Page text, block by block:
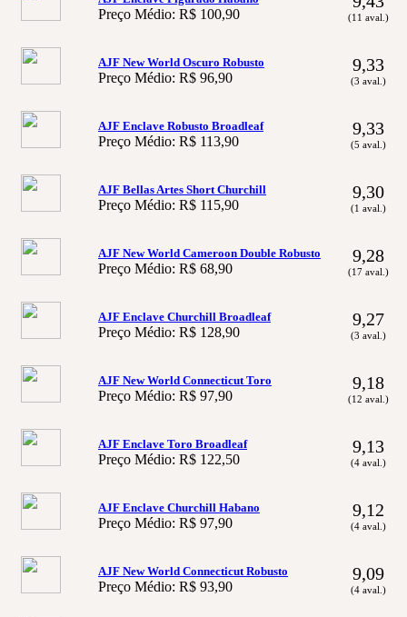
Preço Médio: R$ 100,90 (11 aval.)
AJF New World Oscuro Robusto
Preço Médio: R$ 96,90
9,33
(3 aval.)
AJF Enclave Robusto Broadleaf
Preço Médio: R$ 113,90
9,33
(5 aval.)
AJF Bellas Artes Short Churchill
Preço Médio: R$ 115,90
9,30
(1 aval.)
AJF New World Cameroon Double Robusto
Preço Médio: R$ 68,90
9,28
(17 aval.)
AJF Enclave Churchill Broadleaf
Preço Médio: R$ 128,90
9,27
(3 aval.)
AJF New World Connecticut Toro
Preço Médio: R$ 97,90
9,18
(12 aval.)
AJF Enclave Toro Broadleaf
Preço Médio: R$ 122,50
9,13
(4 aval.)
AJF Enclave Churchill Habano
Preço Médio: R$ 97,90
9,12
(4 aval.)
AJF New World Connecticut Robusto
Preço Médio: R$ 93,90
9,09
(4 aval.)